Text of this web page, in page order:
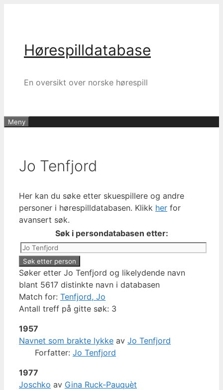
Hørespilldatabase
En oversikt over norske hørespill
Meny
Jo Tenfjord
Her kan du søke etter skuespillere og andre
personer i hørespilldatabasen. Klikk her for
avansert søk.
Søk i persondatabasen etter:
Søker etter Jo Tenfjord og likelydende navn
blant 5617 distinkte navn i databasen
Match for: Tenfjord, Jo
Antall treff på gitte søk: 3
1957
Navnet som brakte lykke av Jo Tenfjord
Forfatter: Jo Tenfjord
1977
Joschko av Gina Ruck-Pauquèt